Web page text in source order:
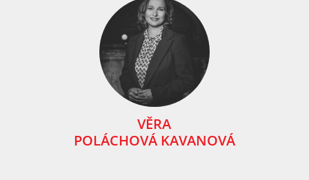
VĚRA
POLÁCHOVÁ KAVANOVÁ